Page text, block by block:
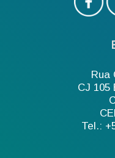
Rua
CJ 105
Tel.: